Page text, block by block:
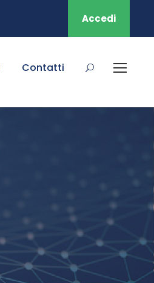
Accedi
Contatti